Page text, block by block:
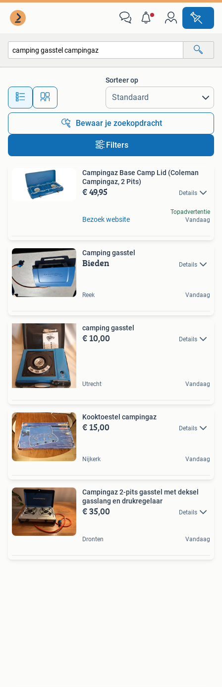
Alle afstanden…
Sorteer op
Bewaar je zoekopdracht
Filters
Campingaz Base Camp Lid (Coleman
Campingaz, 2 Pits)
€ 49,95 Details
Bezoek website
Topadvertentie
Vandaag
Camping gasstel
Bieden Details
Reek Vandaag
camping gasstel
€ 10,00 Details
Utrecht Vandaag
Kooktoestel campingaz
€ 15,00 Details
Nijkerk Vandaag
Campingaz 2-pits gasstel met deksel
gasslang en drukregelaar
€ 35,00 Details
Dronten Vandaag